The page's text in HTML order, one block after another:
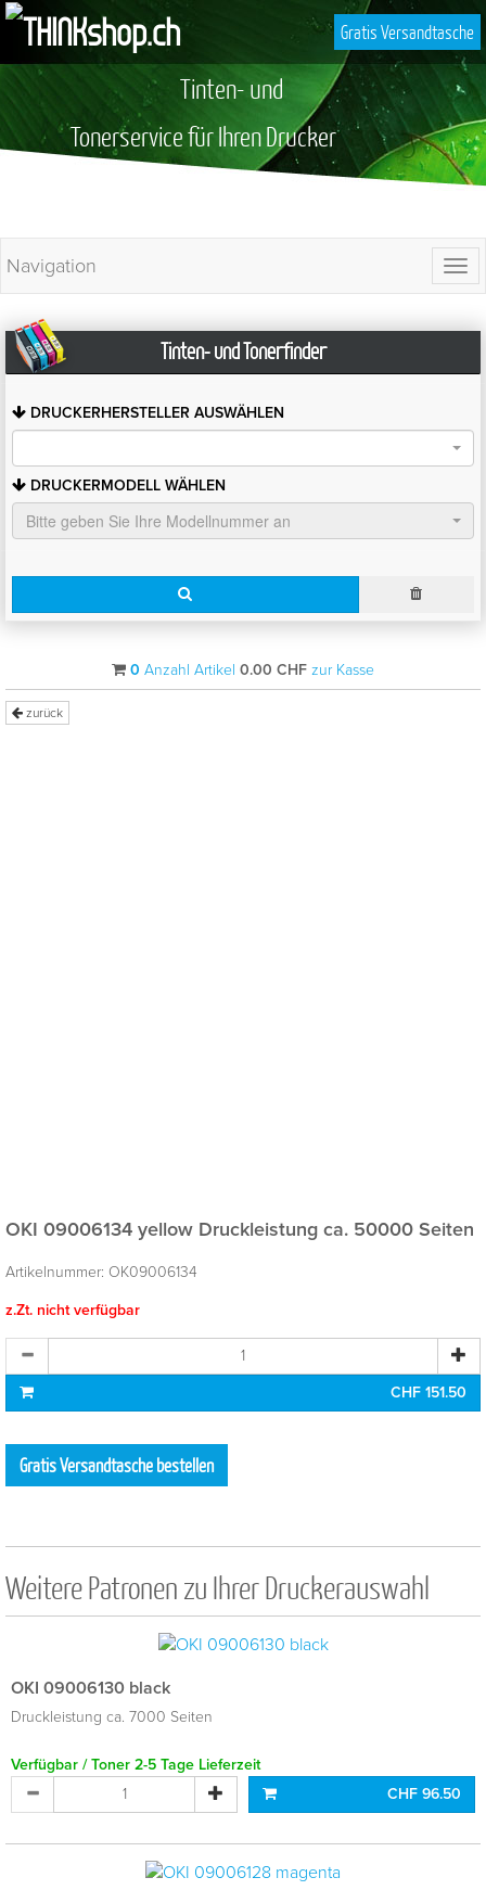
Gratis Versandtasche
Tinten- und
Tonerservice für Ihren Drucker
Navigation
Tinten- und Tonerfinder
DRUCKERHERSTELLER AUSWÄHLEN
DRUCKERMODELL WÄHLEN
Bitte geben Sie Ihre Modellnummer an
0 Anzahl Artikel 0.00 CHF zur Kasse
zurück
OKI 09006134 yellow Druckleistung ca. 50000 Seiten
Artikelnummer: OK09006134
z.Zt. nicht verfügbar
CHF 151.50
Gratis Versandtasche bestellen
Weitere Patronen zu Ihrer Druckerauswahl
OKI 09006130 black
Druckleistung ca. 7000 Seiten
Verfügbar / Toner 2-5 Tage Lieferzeit
CHF 96.50